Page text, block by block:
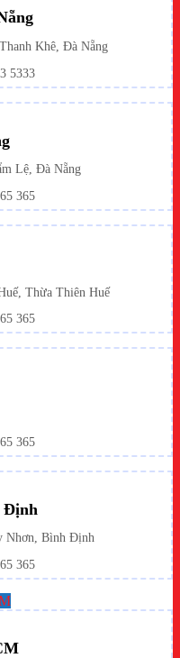
Khê, Đà Nẵng
5333
Lệ, Đà Nẵng
365
Thừa Thiên Huế
365
365
Định
Nhơn, Bình Định
365